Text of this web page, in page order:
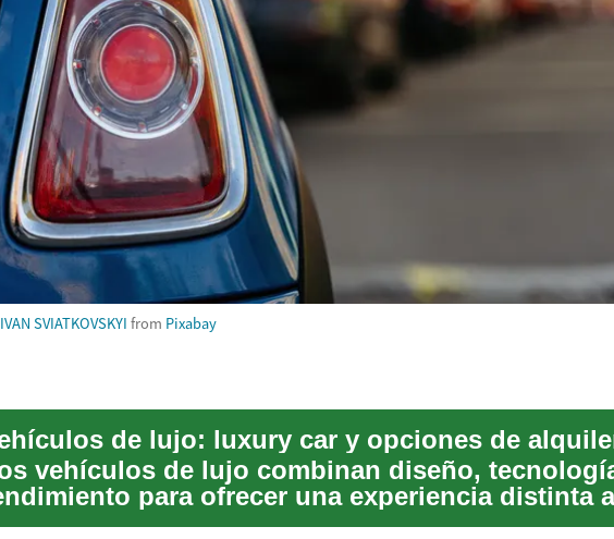
IVAN SVIATKOVSKYI from Pixabay
de lujo: luxury car y opciones de
vehículos de lujo combinan diseño,
para ofrecer una experiencia distinta
Es...